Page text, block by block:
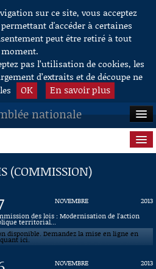
sur ce site, vous acceptez
d'accéder à certaines
peut être retiré à tout
moment.
pas l’utilisation de cookies, les
d’extraits et de découpe ne
OK En savoir plus
nationale
publique
Gouvernement
(COMMISSION)
NOVEMBRE
2013
des lois : Modernisation de l'action
territorial...
disponible. Demandez la mise en ligne en
ici.
NOVEMBRE
2013